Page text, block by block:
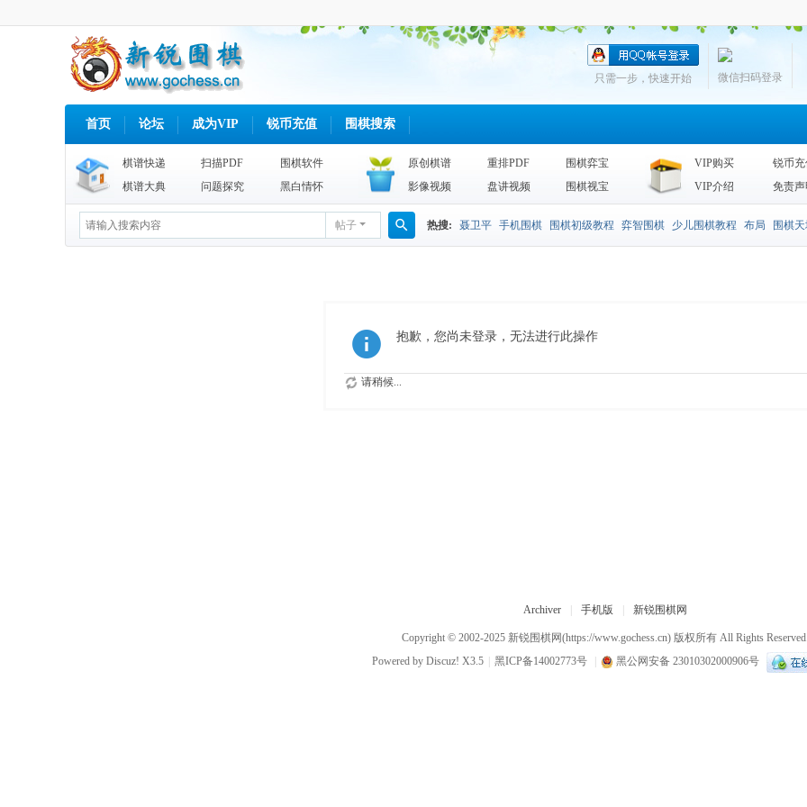
微信扫码登录
只需一步，快速开始
首页 论坛 成为VIP 锐币充值 围棋搜索
棋谱快递 扫描PDF
围棋软件
棋谱大典
问题探究 黑白情怀
原创棋谱 重排PDF
围棋弈宝
影像视频
盘讲视频 围棋视宝
VIP购买
锐币
VIP介绍
免责
帖子
搜
热搜: 聂卫平 手机围棋 围棋初级教程 弈智围棋 少儿围棋教程 布局 围棋
抱歉，您尚未登录，无法进行此操作
请稍候...
Archiver 手机版 新锐围棋网
Copyright © 2002-2025 新锐围棋网(https://www.gochess.cn) 版权所有 All Rights
Powered by Discuz! X3.5 黑ICP备14002773号 黑公网安备 23010302000906号